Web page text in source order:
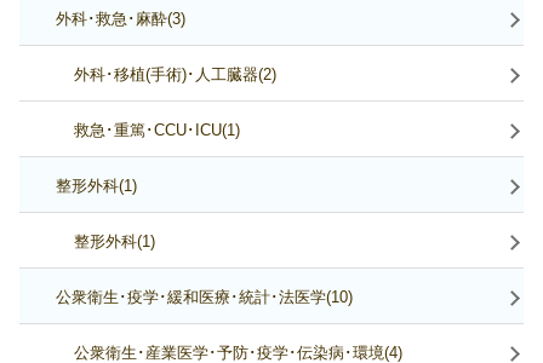
外科･救急･麻酔(3)
外科･移植(手術)･人工臓器(2)
救急･重篤･CCU･ICU(1)
整形外科(1)
整形外科(1)
公衆衛生･疫学･緩和医療･統計･法医学(10)
公衆衛生･産業医学･予防･疫学･伝染病･環境(4)